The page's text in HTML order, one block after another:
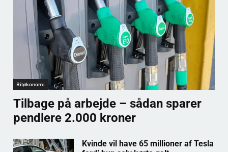
Biløkonomi
Tilbage på arbejde – sådan sparer
pendlere 2.000 kroner
Kvinde vil have 65 millioner af Tesla